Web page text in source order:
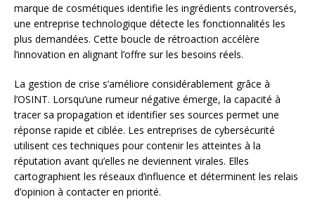
marque de cosmétiques identifie les ingrédients controversés,
une entreprise technologique détecte les fonctionnalités les
plus demandées. Cette boucle de rétroaction accélère
l’innovation en alignant l’offre sur les besoins réels.
La gestion de crise s’améliore considérablement grâce à
l’OSINT. Lorsqu’une rumeur négative émerge, la capacité à
tracer sa propagation et identifier ses sources permet une
réponse rapide et ciblée. Les entreprises de cybersécurité
utilisent ces techniques pour contenir les atteintes à la
réputation avant qu’elles ne deviennent virales. Elles
cartographient les réseaux d’influence et déterminent les relais
d’opinion à contacter en priorité.